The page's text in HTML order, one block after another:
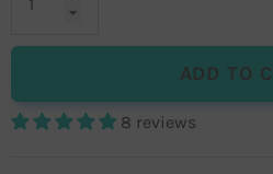
ADD TO
8 reviews